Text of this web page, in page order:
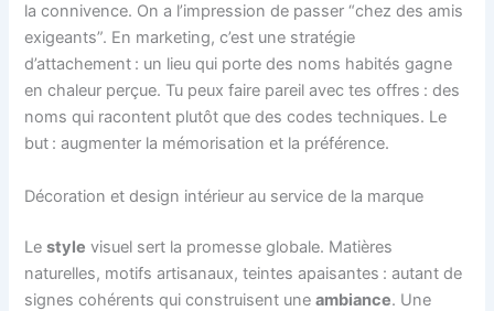
la connivence. On a l’impression de passer “chez des amis
exigeants”. En marketing, c’est une stratégie
d’attachement : un lieu qui porte des noms habités gagne
en chaleur perçue. Tu peux faire pareil avec tes offres : des
noms qui racontent plutôt que des codes techniques. Le
but : augmenter la mémorisation et la préférence.
Décoration et design intérieur au service de la marque
Lestyle visuel sert la promesse globale. Matières
naturelles, motifs artisanaux, teintes apaisantes : autant de
signes cohérents qui construisent uneambiance. Une